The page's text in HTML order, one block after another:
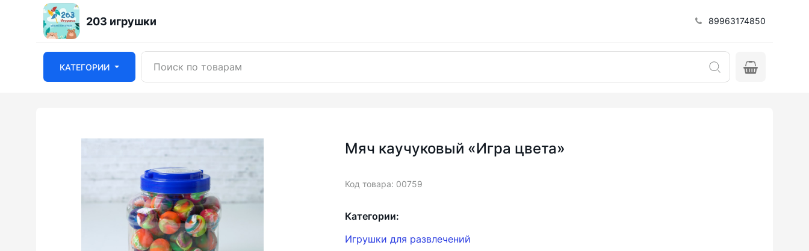
203 игрушки 89963174850
КАТЕГОРИИ
Мяч каучуковый «Игра цвета»
Код товара: 00759
Категории:
Игрушки для развлечений